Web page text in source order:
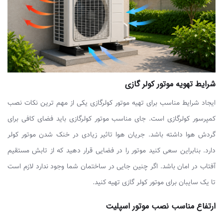
شرایط تهویه موتور کولر گازی
ایجاد شرایط مناسب برای تهیه موتور کولرگازی یکی از مهم ترین نکات نصب
کمپرسور کولرگازی است. جای مناسب موتور کولرگازی باید فضای کافی برای
گردش هوا داشته باشد. جریان هوا تاثیر زیادی در خنک شدن موتور کولر
دارد. بنابراین سعی کنید موتور را در فضایی قرار دهید که از تابش مستقیم
آفتاب در امان باشد. اگر چنین جایی در ساختمان شما وجود ندارد لازم است
تا یک سایبان برای موتور کولر گازی تهیه کنید.
ارتفاع مناسب نصب موتور اسپلیت